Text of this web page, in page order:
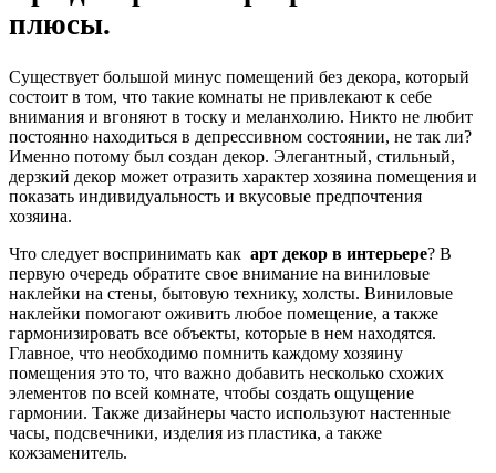
плюсы.
Существует большой минус помещений без декора, который
состоит в том, что такие комнаты не привлекают к себе
внимания и вгоняют в тоску и меланхолию. Никто не любит
постоянно находиться в депрессивном состоянии, не так ли?
Именно потому был создан декор. Элегантный, стильный,
дерзкий декор может отразить характер хозяина помещения и
показать индивидуальность и вкусовые предпочтения
хозяина.
Что следует воспринимать как арт декор в интерьере? В
первую очередь обратите свое внимание на виниловые
наклейки на стены, бытовую технику, холсты. Виниловые
наклейки помогают оживить любое помещение, а также
гармонизировать все объекты, которые в нем находятся.
Главное, что необходимо помнить каждому хозяину
помещения это то, что важно добавить несколько схожих
элементов по всей комнате, чтобы создать ощущение
гармонии. Также дизайнеры часто используют настенные
часы, подсвечники, изделия из пластика, а также
кожзаменитель.